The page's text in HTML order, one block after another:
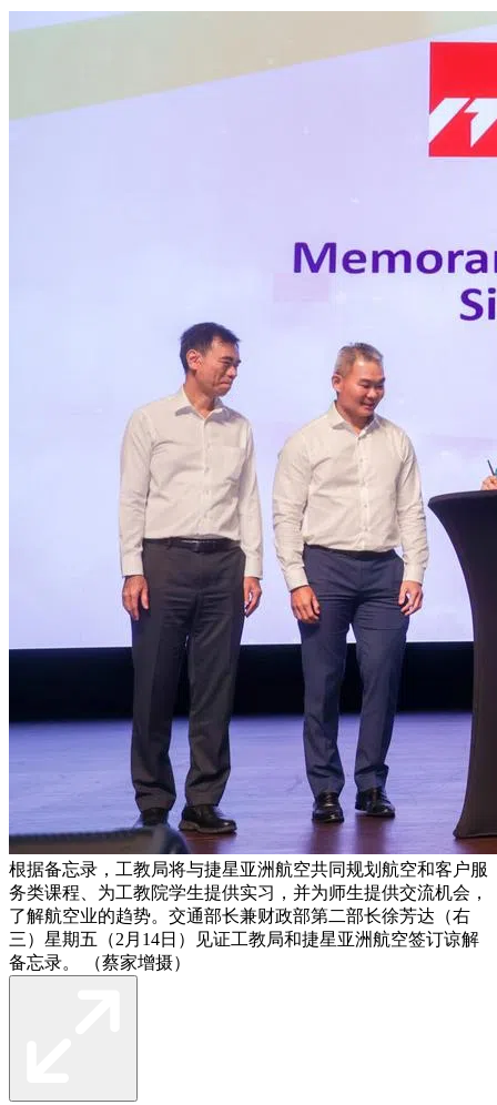
根据备忘录，工教局将与捷星亚洲航空共同规划航空和客户服
务类课程、为工教院学生提供实习，并为师生提供交流机会，
了解航空业的趋势。交通部长兼财政部第二部长徐芳达（右
三）星期五（2月14日）见证工教局和捷星亚洲航空签订谅解
备忘录。 （蔡家增摄）